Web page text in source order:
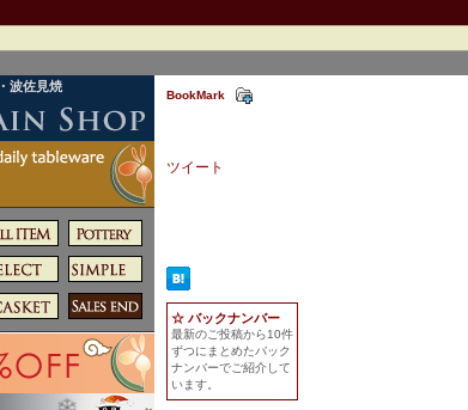
波佐見焼
BookMark
ツイート
☆ バックナンバー
最新のご投稿から10件
ずつにまとめたバック
ナンバーでご紹介して
います。